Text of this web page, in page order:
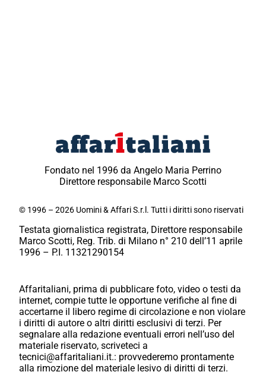
Fondato nel 1996 da Angelo Maria Perrino
Direttore responsabile Marco Scotti
© 1996 – 2026 Uomini & Affari S.r.l. Tutti i diritti sono riservati
Testata giornalistica registrata, Direttore responsabile
Marco Scotti, Reg. Trib. di Milano n° 210 dell’11 aprile
1996 – P.I. 11321290154
Affaritaliani, prima di pubblicare foto, video o testi da
internet, compie tutte le opportune verifiche al fine di
accertarne il libero regime di circolazione e non violare
i diritti di autore o altri diritti esclusivi di terzi. Per
segnalare alla redazione eventuali errori nell’uso del
materiale riservato, scriveteci a
tecnici@affaritaliani.it.: provvederemo prontamente
alla rimozione del materiale lesivo di diritti di terzi.